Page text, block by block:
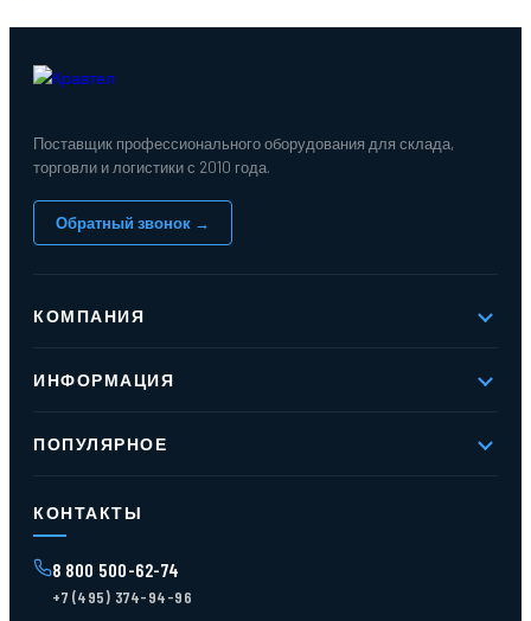
Поставщик профессионального оборудования для склада,
торговли и логистики с 2010 года.
Обратный звонок →
КОМПАНИЯ
Реквизиты
Контакты
ИНФОРМАЦИЯ
Доставка и оплата
ПОПУЛЯРНОЕ
Контейнеры для отходов
Поддоны
Ящики пластиковые
Тара пласт. и металл.
КОНТАКТЫ
8 800 500-62-74
+7 (495) 374-94-96